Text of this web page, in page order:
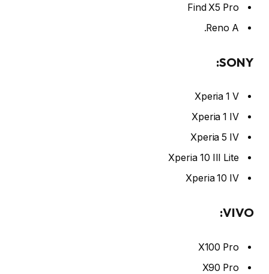
Find X5 Pro
Reno A.
SONY:
Xperia 1 V
Xperia 1 IV
Xperia 5 IV
Xperia 10 III Lite
Xperia 10 IV
VIVO:
X100 Pro
X90 Pro